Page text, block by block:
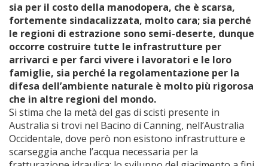
sia per il costo della manodopera, che è scarsa,
fortemente sindacalizzata, molto cara; sia perché
le regioni di estrazione sono semi-deserte, dunque
occorre costruire tutte le infrastrutture per
arrivarci e per farci vivere i lavoratori e le loro
famiglie, sia perché la regolamentazione per la
difesa dell’ambiente naturale è molto più rigorosa
che in altre regioni del mondo.
Si stima che la metà del gas di scisti presente in
Australia si trovi nel Bacino di Canning, nell’Australia
Occidentale, dove però non esistono infrastrutture e
scarseggia anche l’acqua necessaria per la